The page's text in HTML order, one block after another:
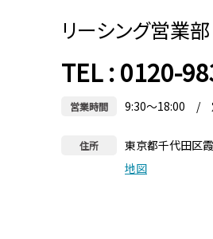
リーシング営業部
TEL : 0120-
営業時間 9:30～18:00 / 定
住所
東京都千代田区
地図